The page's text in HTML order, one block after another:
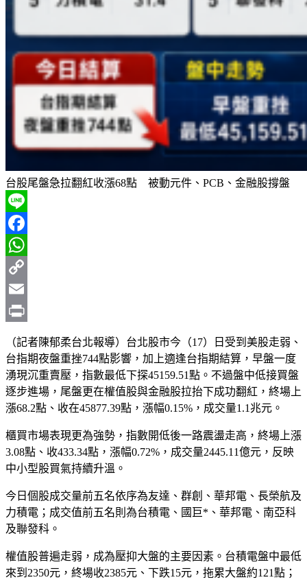
台股尾盤急拉翻紅收漲68點 被動元件、PCB、金融股撐盤
Line
Facebook
WhatsApp
Copy
Link
Email
（記者陳郁柔台北報導）台北股市今（17）日受到美股走弱、
台指期夜盤重挫744點影響，加上適逢台指期結算，早盤一度
湧現沉重賣壓，指數最低下探45159.51點。不過盤中低接買盤
逐步進場，尾盤更在權值股與金融股拉抬下成功翻紅，終場上
漲68.2點、收在45877.39點，漲幅0.15%，成交量1.1兆元。
櫃買市場表現更為強勢，指數開低後一路震盪走高，終場上漲
3.08點、收433.34點，漲幅0.72%，成交量2445.11億元，反映
中小型股買氣持續升溫。
今日個股成交量前五名依序為友達、群創、華邦電、長榮航及
力積電；成交值前五名則為台積電、國巨*、華邦電、南亞科
及聯發科。
權值股普遍走弱，成為壓抑大盤的主要因素。台積電盤中最低
來到2350元，終場收2385元、下跌15元，拖累大盤約121點；